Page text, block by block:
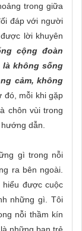
trong giữa
đáp với người
lời khuyên
cộng đoàn
không sống
cảm, không
đó, mỗi khi gặp
chôn vùi trong
dẫn.
gì trong nỗi
ra bên ngoài.
được cuộc
những gì. Tôi
nỗi thầm kín
những bạn trẻ